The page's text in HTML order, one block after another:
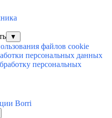
▼
файлов cookie
персональных данных
персональных
Borri